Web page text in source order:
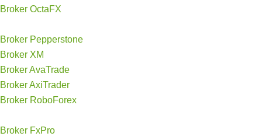
Broker OctaFX
Broker Pepperstone
Broker XM
Broker AvaTrade
Broker AxiTrader
Broker RoboForex
Broker FxPro